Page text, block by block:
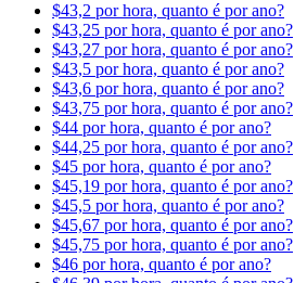
$43,2 por hora, quanto é por ano?
$43,25 por hora, quanto é por ano?
$43,27 por hora, quanto é por ano?
$43,5 por hora, quanto é por ano?
$43,6 por hora, quanto é por ano?
$43,75 por hora, quanto é por ano?
$44 por hora, quanto é por ano?
$44,25 por hora, quanto é por ano?
$45 por hora, quanto é por ano?
$45,19 por hora, quanto é por ano?
$45,5 por hora, quanto é por ano?
$45,67 por hora, quanto é por ano?
$45,75 por hora, quanto é por ano?
$46 por hora, quanto é por ano?